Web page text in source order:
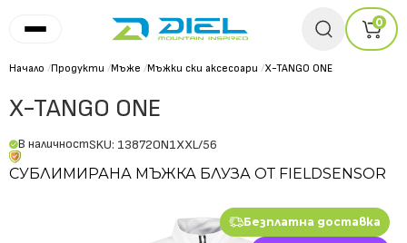
0
Начало /Продукти /Мъже /Мъжки ски аксесоари /X-TANGO ONE
X-TANGO ONE
В наличностSKU: 13872ON1XXL/56
СУБЛИМИРАНА МЪЖКА БЛУЗА ОТ FIELDSENSOR
Безплатна доставка